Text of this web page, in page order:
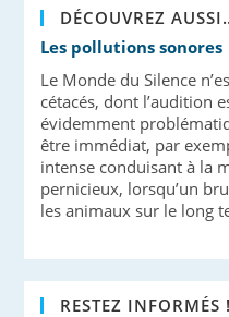
DÉCOUVREZ
Les pollutions sonores
Le Monde du Silence
cétacés, dont l’audition
évidemment
être immédiat, par
intense conduisant à la
pernicieux, lorsqu’un
les animaux sur le long
RESTEZ INFORMÉS !